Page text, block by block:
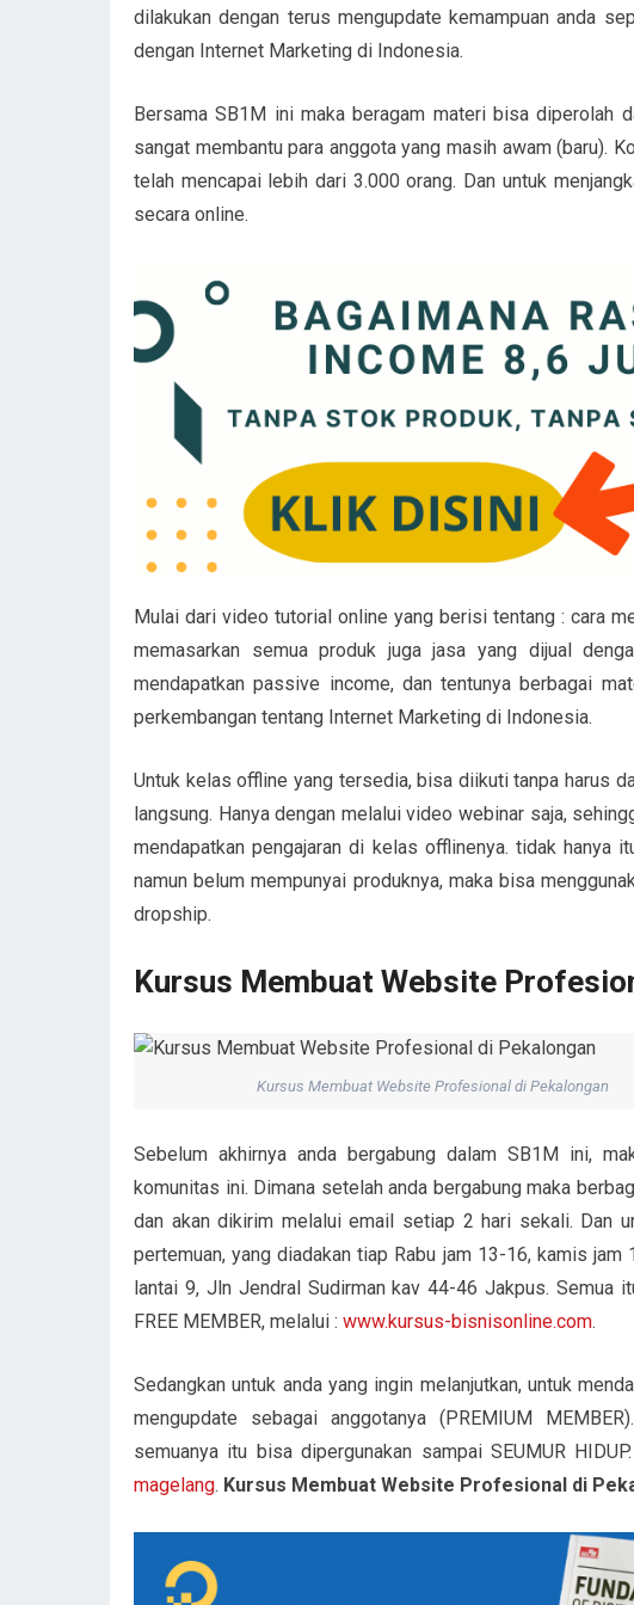
dilakukan dengan terus mengupdate kemampuan anda
dengan Internet Marketing di Indonesia.
Bersama SB1M ini maka beragam materi bisa diperolah
sangat membantu para anggota yang masih awam (baru).
telah mencapai lebih dari 3.000 orang. Dan untuk
secara online.
Mulai dari video tutorial online yang berisi tentang : cara
memasarkan semua produk juga jasa yang dijual
mendapatkan passive income, dan tentunya berbagai
perkembangan tentang Internet Marketing di Indonesia.
Untuk kelas offline yang tersedia, bisa diikuti tanpa harus
langsung. Hanya dengan melalui video webinar saja,
mendapatkan pengajaran di kelas offlinenya. tidak hanya
namun belum mempunyai produknya, maka bisa
dropship.
Kursus Membuat Website
Kursus Membuat Website Profesional di Pekalongan
Sebelum akhirnya anda bergabung dalam SB1M ini,
komunitas ini. Dimana setelah anda bergabung maka
dan akan dikirim melalui email setiap 2 hari sekali. Dan
pertemuan, yang diadakan tiap Rabu jam 13-16, kamis
lantai 9, Jln Jendral Sudirman kav 44-46 Jakpus.
FREE MEMBER, melalui : www.kursus-bisnisonline.com.
Sedangkan untuk anda yang ingin melanjutkan, untuk
mengupdate sebagai anggotanya (PREMIUM
semuanya itu bisa dipergunakan sampai SEUMUR
magelang. Kursus Membuat Website Profesional di